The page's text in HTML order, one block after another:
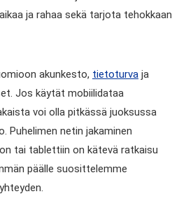
ja rahaa sekä tarjota tehokkaan
akunkesto, tietoturva ja
Jos käytät mobiilidataa
voi olla pitkässä juoksussa
Puhelimen netin jakaminen
tai tablettiin on kätevä ratkaisu
päälle suosittelemme